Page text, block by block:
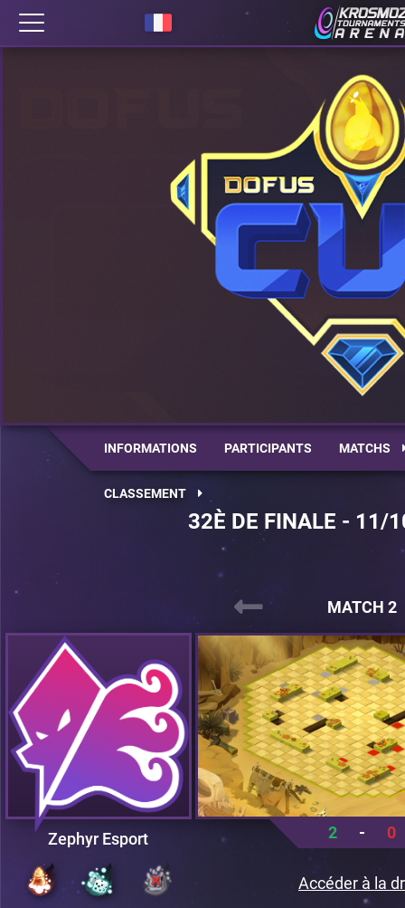
INFORMATIONS PARTICIPANTS MATCHS
CLASSEMENT
32È DE FINALE - 11/
MATCH 2
Zephyr Esport 2 - 0
Accéder à la